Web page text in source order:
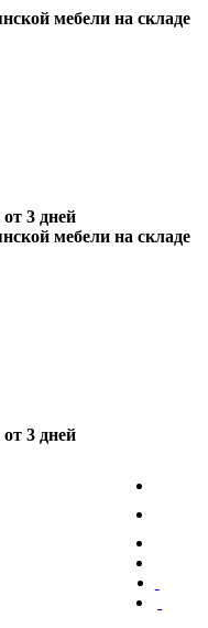
мебели на складе
3 дней
мебели на складе
3 дней